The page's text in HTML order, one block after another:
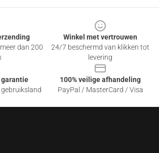
dan 200
Winkel met vertrouwen
24/7 beschermd van klikken tot
levering
100% veilige afhandeling
PayPal / MasterCard / Visa